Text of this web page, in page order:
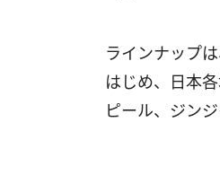
ラインナップ
はじめ、日本
ピール、ジン